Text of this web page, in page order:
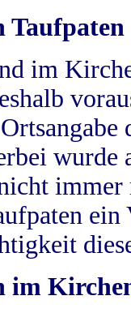
Taufpaten
im
wurde
im